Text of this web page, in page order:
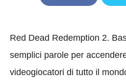
Red Dead Redemption 2.
semplici parole per
videogiocatori di tutto il